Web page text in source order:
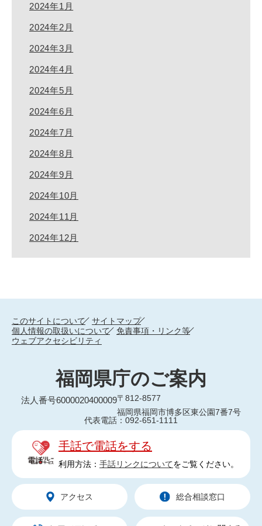
2024年1月
2024年2月
2024年3月
2024年4月
2024年5月
2024年6月
2024年7月
2024年8月
2024年9月
2024年10月
2024年11月
2024年12月
このサイトについて
サイトマップ
個人情報の取扱いについて
免責事項・リンク等
ウェブアクセシビリティ
福岡県庁のご案内
法人番号6000020400009〒812-8577
福岡県福岡市博多区東公園7番7号
代表電話：092-651-1111
手話で電話をする
利用方法： 手話リンクについてをご覧ください。
アクセス 総合相談窓口